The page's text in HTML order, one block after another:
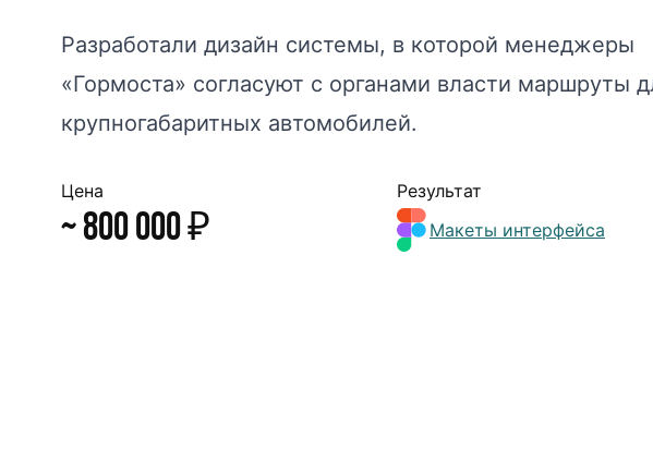
Разработали дизайн системы, в которой менеджеры
«Гормоста» согласуют с органами власти маршруты
крупногабаритных автомобилей.
Цена
~ 800 000 ₽
Результат
Макеты интерфейса